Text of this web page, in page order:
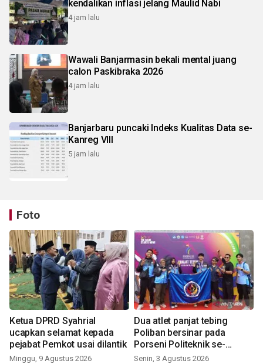
kendalikan inflasi jelang Maulid Nabi
4 jam lalu
Wawali Banjarmasin bekali mental juang
calon Paskibraka 2026
4 jam lalu
Banjarbaru puncaki Indeks Kualitas Data se-
Kanreg VIII
5 jam lalu
Foto
Ketua DPRD Syahrial
ucapkan selamat kepada
pejabat Pemkot usai dilantik
Minggu, 9 Agustus 2026
Dua atlet panjat tebing
Poliban bersinar pada
Porseni Politeknik se-
Indonesia 2026
Senin, 3 Agustus 2026